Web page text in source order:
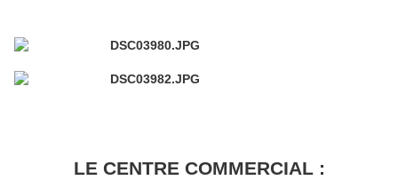
LE CENTRE COMMERCIAL :